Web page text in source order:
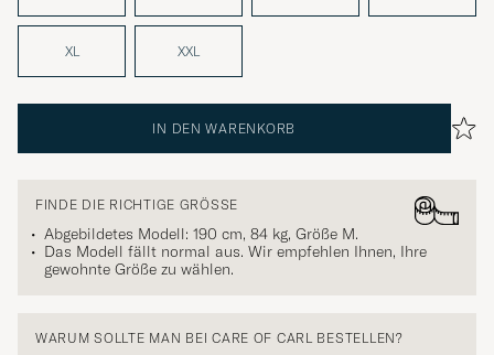
XL XXL
IN DEN WARENKORB
FINDE DIE RICHTIGE GRÖSSE
Abgebildetes Modell: 190 cm, 84 kg, Größe M.
Das Modell fällt normal aus. Wir empfehlen Ihnen, Ihre
gewohnte Größe zu wählen.
WARUM SOLLTE MAN BEI CARE OF CARL BESTELLEN?